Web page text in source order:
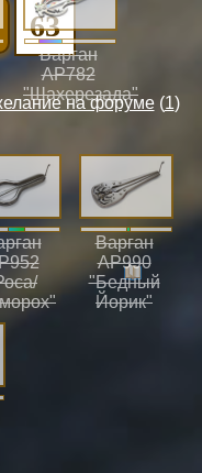
63
на форуме(1)
Варган
АР782
"Шахерезада"
Варган
АР990
"Бедный
Йорик"